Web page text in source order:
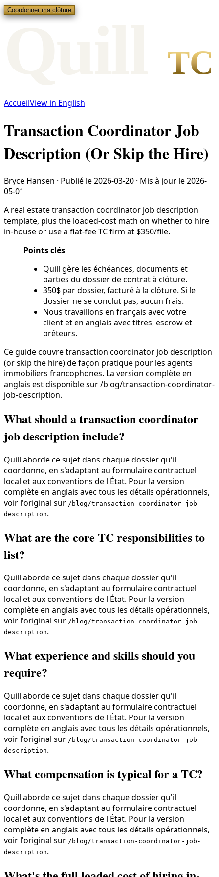
Coordonner ma clôture
TC
AccueilView in English
Transaction Coordinator Job
Description (Or Skip the Hire)
Bryce Hansen · Publié le2026-03-20 · Mis à jour le2026-
05-01
A real estate transaction coordinator job description
template, plus the loaded-cost math on whether to hire
in-house or use a flat-fee TC firm at $350/file.
Points clés
Quill gère les échéances, documents et
parties du dossier de contrat à clôture.
350$ par dossier, facturé à la clôture. Si le
dossier ne se conclut pas, aucun frais.
Nous travaillons en français avec votre
client et en anglais avec titres, escrow et
prêteurs.
Ce guide couvre transaction coordinator job description
(or skip the hire) de façon pratique pour les agents
immobiliers francophones. La version complète en
anglais est disponible sur /blog/transaction-coordinator-
job-description.
What should a transaction coordinator
job description include?
Quill aborde ce sujet dans chaque dossier qu'il
coordonne, en s'adaptant au formulaire contractuel
local et aux conventions de l'État. Pour la version
complète en anglais avec tous les détails opérationnels,
voir l'original sur /blog/transaction-coordinator-job-
description.
What are the core TC responsibilities to
list?
Quill aborde ce sujet dans chaque dossier qu'il
coordonne, en s'adaptant au formulaire contractuel
local et aux conventions de l'État. Pour la version
complète en anglais avec tous les détails opérationnels,
voir l'original sur /blog/transaction-coordinator-job-
description.
What experience and skills should you
require?
Quill aborde ce sujet dans chaque dossier qu'il
coordonne, en s'adaptant au formulaire contractuel
local et aux conventions de l'État. Pour la version
complète en anglais avec tous les détails opérationnels,
voir l'original sur /blog/transaction-coordinator-job-
description.
What compensation is typical for a TC?
Quill aborde ce sujet dans chaque dossier qu'il
coordonne, en s'adaptant au formulaire contractuel
local et aux conventions de l'État. Pour la version
complète en anglais avec tous les détails opérationnels,
voir l'original sur /blog/transaction-coordinator-job-
description.